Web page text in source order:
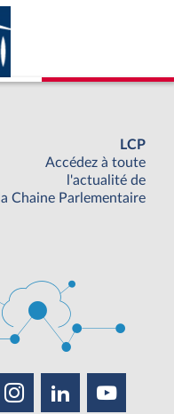
LCP
Accédez à toute
l'actualité de
la Chaine Parlementaire